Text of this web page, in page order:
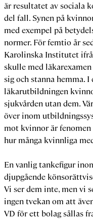
är resultatet av sociala
del fall. Synen på
med exempel på
normer. För femtio år
Karolinska Institutet
skulle med
sig och stanna hemma.
läkarutbildningen
sjukvården utan dem.
över inom
mot kvinnor är
hur många kvinnliga
En vanlig tankefigur
djupgående
Vi ser dem inte, men vi
ingen tvekan om att
VD för ett bolag sållas